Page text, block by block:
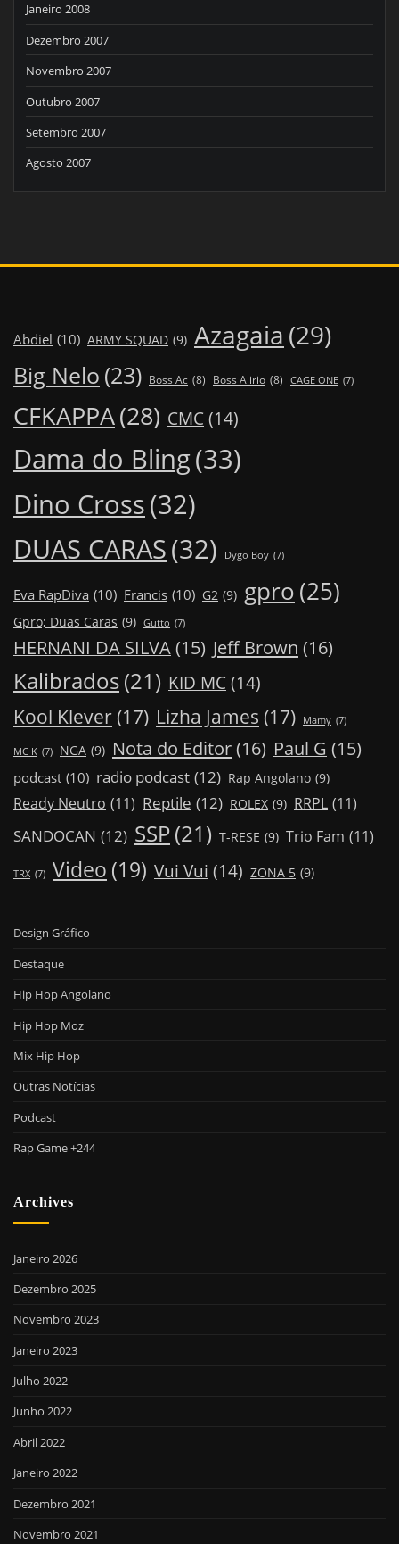
Janeiro 2008
Dezembro 2007
Novembro 2007
Outubro 2007
Setembro 2007
Agosto 2007
Abdiel (10) ARMY SQUAD (9) Azagaia (29)
Big Nelo (23) Boss Ac (8) Boss Alirio (8) CAGE ONE (7)
CFKAPPA(28) CMC (14)
Dama do Bling(33)
Dino Cross(32)
DUAS CARAS(32) Dygo Boy (7)
Eva RapDiva (10) Francis (10) G2 (9) gpro(25)
Gpro; Duas Caras (9) Gutto (7)
HERNANI DA SILVA(15) Jeff Brown (16)
Kalibrados(21) KID MC (14)
Kool Klever (17) Lizha James (17) Mamy (7)
MC K (7) NGA (9) Nota do Editor(16) Paul G (15)
podcast (10) radio podcast (12) Rap Angolano (9)
Ready Neutro (11) Reptile (12) ROLEX (9) RRPL (11)
SANDOCAN (12) SSP(21) T-RESE (9) Trio Fam (11)
TRX (7) Video (19) Vui Vui (14) ZONA 5 (9)
Design Gráfico
Destaque
Hip Hop Angolano
Hip Hop Moz
Mix Hip Hop
Outras Notícias
Podcast
Rap Game +244
Archives
Janeiro 2026
Dezembro 2025
Novembro 2023
Janeiro 2023
Julho 2022
Junho 2022
Abril 2022
Janeiro 2022
Dezembro 2021
Novembro 2021